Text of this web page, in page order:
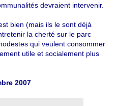
devraient intervenir.
bien (mais ils le sont déjà
la cherté sur le parc
qui veulent consommer
utile et socialement plus
2007